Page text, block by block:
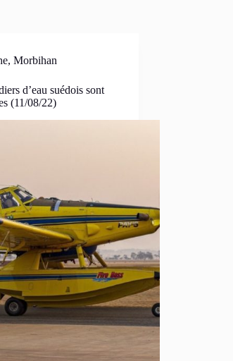
,Morbihan
d’eau suédois sont
(11/08/22)